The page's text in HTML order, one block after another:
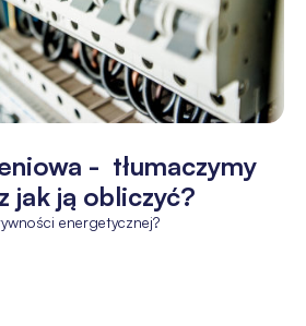
- tłumaczymy
jak ją obliczyć?